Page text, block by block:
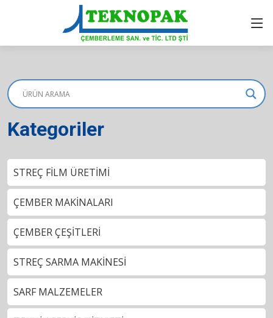
Kategoriler
STREÇ FİLM ÜRETİMİ
ÇEMBER MAKİNALARI
ÇEMBER ÇEŞİTLERİ
STREÇ SARMA MAKİNESİ
SARF MALZEMELER